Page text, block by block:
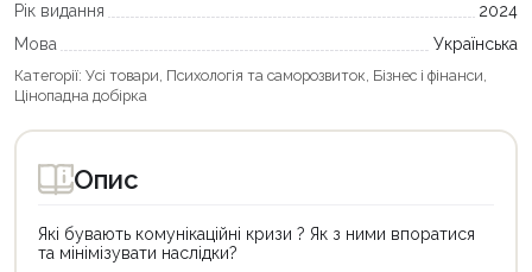
Рік видання
2024
Мова
Українська
Категорії: Усі товари, Психологія та саморозвиток, Бізнес і фінанси,
Цінопадна добірка
Опис
Які бувають комунікаційні кризи ? Як з ними впоратися
та мінімізувати наслідки?